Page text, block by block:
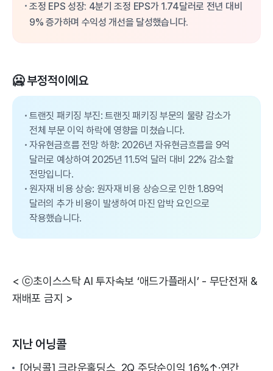
조정 EPS 성장: 4분기 조정 EPS가 1.74달러로 전년 대비
9% 증가하며 수익성 개선을 달성했습니다.
🥶 부정적이에요
트랜짓 패키징 부진: 트랜짓 패키징 부문의 물량 감소가
전체 부문 이익 하락에 영향을 미쳤습니다.
자유현금흐름 전망 하향: 2026년 자유현금흐름을 9억
달러로 예상하여 2025년 11.5억 달러 대비 22% 감소할
전망입니다.
원자재 비용 상승: 원자재 비용 상승으로 인한 1.89억
달러의 추가 비용이 발생하여 마진 압박 요인으로
작용했습니다.
< ⓒ초이스스탁 AI 투자속보 ‘애드가플래시’ - 무단전재 &
재배포 금지 >
지난 어닝콜
[어닝콜] 크라운홀딩스, 2Q 주당순이익 16%↑·연간